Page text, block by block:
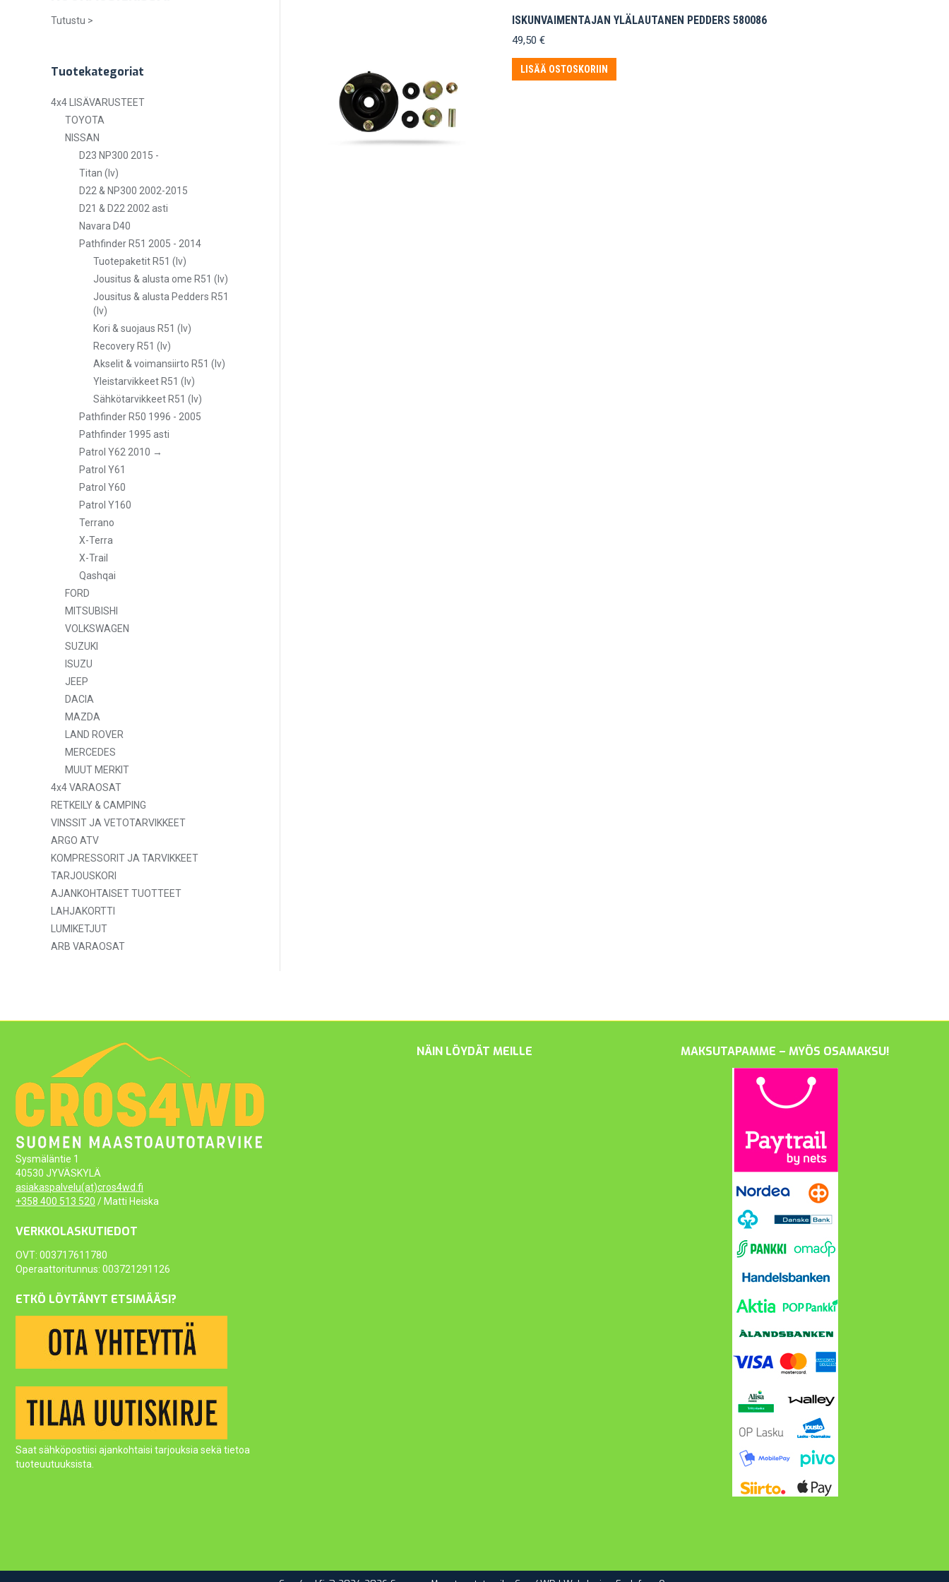
ISKUNVAIMENTAJAN YLÄLAUTANEN PEDDERS 580086
49,50 €
LISÄÄ OSTOSKORIIN
Tutustu >
Tuotekategoriat
4x4 LISÄVARUSTEET
TOYOTA
NISSAN
D23 NP300 2015 -
Titan (lv)
D22 & NP300 2002-2015
D21 & D22 2002 asti
Navara D40
Pathfinder R51 2005 - 2014
Tuotepaketit R51 (lv)
Jousitus & alusta ome R51 (lv)
Jousitus & alusta Pedders R51
(lv)
Kori & suojaus R51 (lv)
Recovery R51 (lv)
Akselit & voimansiirto R51 (lv)
Yleistarvikkeet R51 (lv)
Sähkötarvikkeet R51 (lv)
Pathfinder R50 1996 - 2005
Pathfinder 1995 asti
Patrol Y62 2010 →
Patrol Y61
Patrol Y60
Patrol Y160
Terrano
X-Terra
X-Trail
Qashqai
FORD
MITSUBISHI
VOLKSWAGEN
SUZUKI
ISUZU
JEEP
DACIA
MAZDA
LAND ROVER
MERCEDES
MUUT MERKIT
4x4 VARAOSAT
RETKEILY & CAMPING
VINSSIT JA VETOTARVIKKEET
ARGO ATV
KOMPRESSORIT JA TARVIKKEET
TARJOUSKORI
AJANKOHTAISET TUOTTEET
LAHJAKORTTI
LUMIKETJUT
ARB VARAOSAT
Sysmäläntie 1
40530 JYVÄSKYLÄ
asiakaspalvelu(at)cros4wd.fi
+358 400 513 520 / Matti Heiska
VERKKOLASKUTIEDOT
OVT: 003717611780
Operaattoritunnus: 003721291126
ETKÖ LÖYTÄNYT ETSIMÄÄSI?
Saat sähköpostiisi ajankohtaisi tarjouksia sekä tietoa
tuoteuutuuksista.
NÄIN LÖYDÄT MEILLE MAKSUTAPAMME – MYÖS OSAMAKSU!